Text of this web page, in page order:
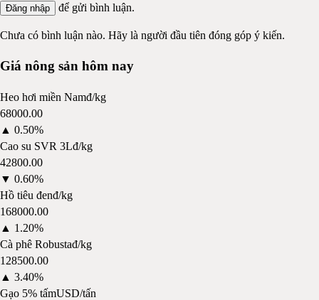
Đăng nhập để gửi bình luận.
Chưa có bình luận nào. Hãy là người đầu tiên đóng góp ý kiến.
Giá nông sản hôm nay
Heo hơi miền Namđ/kg
68000.00
▲ 0.50%
Cao su SVR 3Lđ/kg
42800.00
▼ 0.60%
Hồ tiêu đenđ/kg
168000.00
▲ 1.20%
Cà phê Robustađ/kg
128500.00
▲ 3.40%
Gạo 5% tấmUSD/tấn